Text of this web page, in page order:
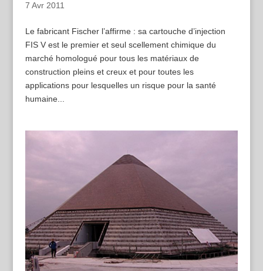
7 Avr 2011
Le fabricant Fischer l’affirme : sa cartouche d’injection
FIS V est le premier et seul scellement chimique du
marché homologué pour tous les matériaux de
construction pleins et creux et pour toutes les
applications pour lesquelles un risque pour la santé
humaine...